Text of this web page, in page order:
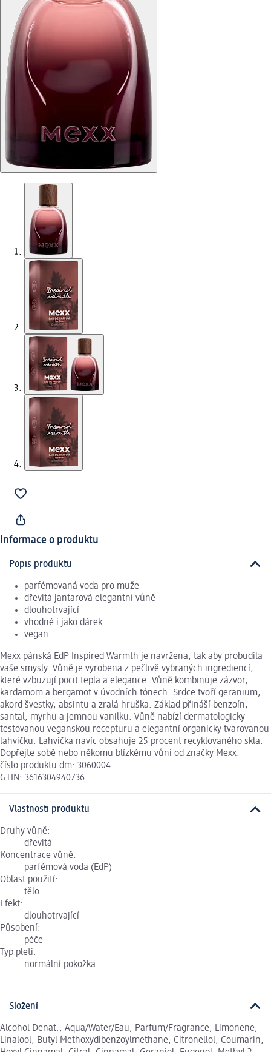
Informace o produktu
Popis produktu
parfémovaná voda pro muže
dřevitá jantarová elegantní vůně
dlouhotrvající
vhodné i jako dárek
vegan
Mexx pánská EdP Inspired Warmth je navržena, tak aby probudila
vaše smysly. Vůně je vyrobena z pečlivě vybraných ingrediencí,
které vzbuzují pocit tepla a elegance. Vůně kombinuje zázvor,
kardamom a bergamot v úvodních tónech. Srdce tvoří geranium,
akord švestky, absintu a zralá hruška. Základ přináší benzoín,
santal, myrhu a jemnou vanilku. Vůně nabízí dermatologicky
testovanou veganskou recepturu a elegantní organicky tvarovanou
lahvičku. Lahvička navíc obsahuje 25 procent recyklovaného skla.
Dopřejte sobě nebo někomu blízkému vůni od značky Mexx.
číslo produktu dm: 3060004
GTIN: 3616304940736
Vlastnosti produktu
Druhy vůně:
dřevitá
Koncentrace vůně:
parfémová voda (EdP)
Oblast použití:
tělo
Efekt:
dlouhotrvající
Působení:
péče
Typ pleti:
normální pokožka
Složení
Alcohol Denat., Aqua/Water/Eau, Parfum/Fragrance, Limonene,
Linalool, Butyl Methoxydibenzoylmethane, Citronellol, Coumarin,